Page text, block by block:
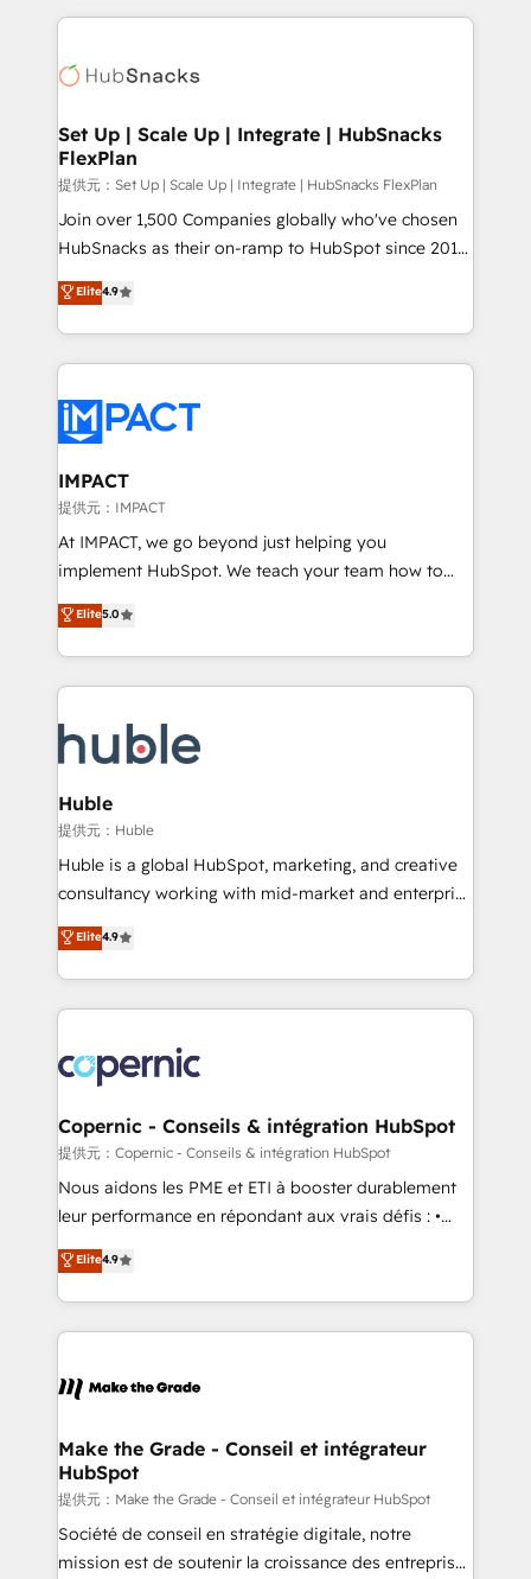
WooCommerce, BuilderTrend, and more Experience
the difference — reach out to see how AI + HubSpot
results)! In short, our services include: - HubSpot
HubSpot development: websites, custom modules,
marketing, advertising, campaigns, content and
design We connect people, data and technology to
improve customer experiences. With our bright
people, exciting ideas and can-do mentality, we
ensure revenue growth on a daily basis. So tell us
team of 100+ experts is ready for you! Driving digital
growth | www.brightdigital.com
Set Up | Scale Up | Integrate | HubSnacks
FlexPlan
提供元：Set Up | Scale Up | Integrate | HubSnacks FlexPlan
Join over 1,500 Companies globally who've chosen
HubSnacks as their on-ramp to HubSpot since 2014
Simple pay-as-you-go plans that accelerate value...
1️⃣ Set Up | Onboarding New or Check-fixing existing
HubSpot portals 2️⃣ Scale Up | 100% HubSpot Task
Execution... Global 24/7 ... All Experts 3️⃣ Integrate |
Slash months from your API Integration project... ⬅️
Click "Contact Business" ⬅️ to access 150+ Kickstart
Integration templates that put HubSpot in the center
of your tech stack, syncing... 🛍️ Shopify or
WooCommerce 💲 Stripe or Paypal 💰 Sage or
Netsuite 🤖 Google or Microsoft ✍️ DocuSign or
the rare Advanced "Custom Integrations"
Accreditation, securely sync data across... 🔄 any
new HubSpot portal with Advanced Website and
CRM Migrations using our in-house "HubScrub" Tool.
Elite4.9
IMPACT
提供元：IMPACT
At IMPACT, we go beyond just helping you
implement HubSpot. We teach your team how to
master it. As the creators of the Endless Customers
System™ (the next evolution of They Ask, You
Answer), we’re the only HubSpot partner built
entirely around coaching and training. That means
skills, processes, and internal team you need to
attract the right buyers, close deals faster, and grow
without outside dependencies. You’ll learn how to: •
Set up, audit, and organize your HubSpot portal •
Get your sales team fully using HubSpot • Track
pipeline and revenue across the entire buyer journey
growth • Create content and videos that attract
buyers • Use AI to scale smarter Our coaching-led
lasts. So if you're ready to become the most trusted
voice in your market, let’s talk.
Elite5.0
Huble
提供元：Huble
Huble is a global HubSpot, marketing, and creative
consultancy working with mid-market and enterprise
businesses. We go beyond implementation, shaping
the strategy, processes, and teams that turn
HubSpot into a genuine growth engine. Named
HubSpot's Global Partner of the Year in 2024,
worldwide, and with over 15 years in the ecosystem,
Huble has built a track record that speaks for itself.
One company, one operating model, delivering
across offices and consulting teams in the UK, USA,
Canada, Germany, France, Belgium, Singapore, and
South Africa. Certified compliant with ISO/IEC
international offices and 175+ employees.
Elite4.9
Copernic - Conseils & intégration HubSpot
提供元：Copernic - Conseils & intégration HubSpot
Nous aidons les PME et ETI à booster durablement
leur performance en répondant aux vrais défis : •
Intégration de HubSpot avec d’autres outils (ERP,
téléphonie, etc.) • Alignement des équipes grâce à un
outil et des données partagées • Amélioration de la
collecte et de l’analyse des données pour des
de la productivité des équipes Notre équipe de 30
avec un engagement total, alignant processus
métiers et technologie, et guidant vos équipes à
travers le changement, tout en centrant vos objectifs
d’entreprise. Grâce à une méthodologie éprouvée
auprès de plus de 400 clients, nous comprenons
Elite4.9
Make the Grade - Conseil et intégrateur
HubSpot
提供元：Make the Grade - Conseil et intégrateur HubSpot
Société de conseil en stratégie digitale, notre
mission est de soutenir la croissance des entreprises